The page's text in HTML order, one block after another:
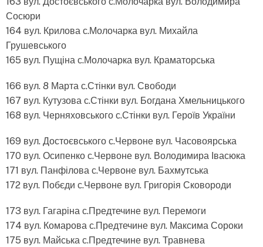
Сосюри
164 вул. Крилова с.Молочарка вул. Михайла
Грушевського
165 вул. Пущіна с.Молочарка вул. Краматорська
166 вул. 8 Марта с.Стінки вул. Свободи
167 вул. Кутузова с.Стінки вул. Богдана Хмельницького
168 вул. Черняховського с.Стінки вул. Героїв України
169 вул. Достоєвського с.Червоне вул. Часовоярська
170 вул. Осипенко с.Червоне вул. Володимира Івасюка
171 вул. Панфілова с.Червоне вул. Бахмутська
172 вул. Побєди с.Червоне вул. Григорія Сковороди
173 вул. Гагаріна с.Предтечине вул. Перемоги
174 вул. Комарова с.Предтечине вул. Максима Сороки
175 вул. Майська с.Предтечине вул. Травнева